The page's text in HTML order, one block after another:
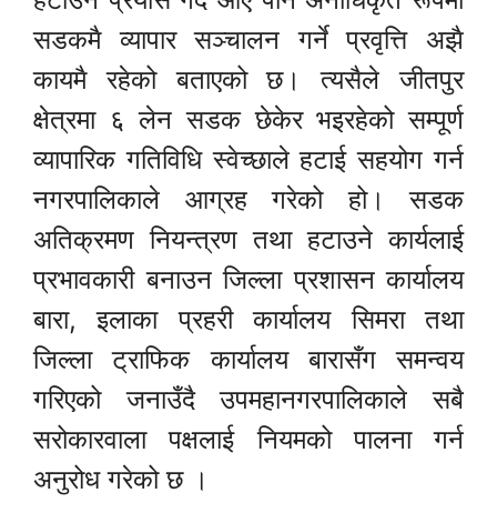
सडकमै व्यापार सञ्चालन गर्ने प्रवृत्ति अझै
कायमै रहेको बताएको छ। त्यसैले जीतपुर
क्षेत्रमा ६ लेन सडक छेकेर भइरहेको सम्पूर्ण
व्यापारिक गतिविधि स्वेच्छाले हटाई सहयोग गर्न
नगरपालिकाले आग्रह गरेको हो। सडक
अतिक्रमण नियन्त्रण तथा हटाउने कार्यलाई
प्रभावकारी बनाउन जिल्ला प्रशासन कार्यालय
बारा, इलाका प्रहरी कार्यालय सिमरा तथा
जिल्ला ट्राफिक कार्यालय बारासँग समन्वय
गरिएको जनाउँदै उपमहानगरपालिकाले सबै
सरोकारवाला पक्षलाई नियमको पालना गर्न
अनुरोध गरेको छ ।